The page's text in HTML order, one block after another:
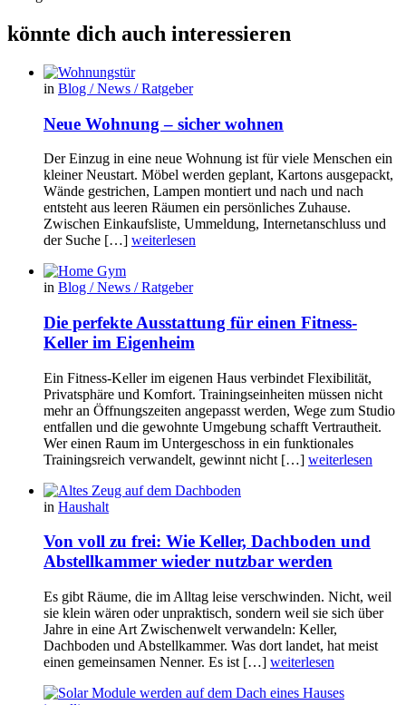
könnte dich auch interessieren
in Blog / News / Ratgeber
Neue Wohnung – sicher wohnen
Der Einzug in eine neue Wohnung ist für viele Menschen ein
kleiner Neustart. Möbel werden geplant, Kartons ausgepackt,
Wände gestrichen, Lampen montiert und nach und nach
entsteht aus leeren Räumen ein persönliches Zuhause.
Zwischen Einkaufsliste, Ummeldung, Internetanschluss und
der Suche […] weiterlesen
in Blog / News / Ratgeber
Die perfekte Ausstattung für einen Fitness-
Keller im Eigenheim
Ein Fitness-Keller im eigenen Haus verbindet Flexibilität,
Privatsphäre und Komfort. Trainingseinheiten müssen nicht
mehr an Öffnungszeiten angepasst werden, Wege zum Studio
entfallen und die gewohnte Umgebung schafft Vertrautheit.
Wer einen Raum im Untergeschoss in ein funktionales
Trainingsreich verwandelt, gewinnt nicht […] weiterlesen
in Haushalt
Von voll zu frei: Wie Keller, Dachboden und
Abstellkammer wieder nutzbar werden
Es gibt Räume, die im Alltag leise verschwinden. Nicht, weil
sie klein wären oder unpraktisch, sondern weil sie sich über
Jahre in eine Art Zwischenwelt verwandeln: Keller,
Dachboden und Abstellkammer. Was dort landet, hat meist
einen gemeinsamen Nenner. Es ist […] weiterlesen